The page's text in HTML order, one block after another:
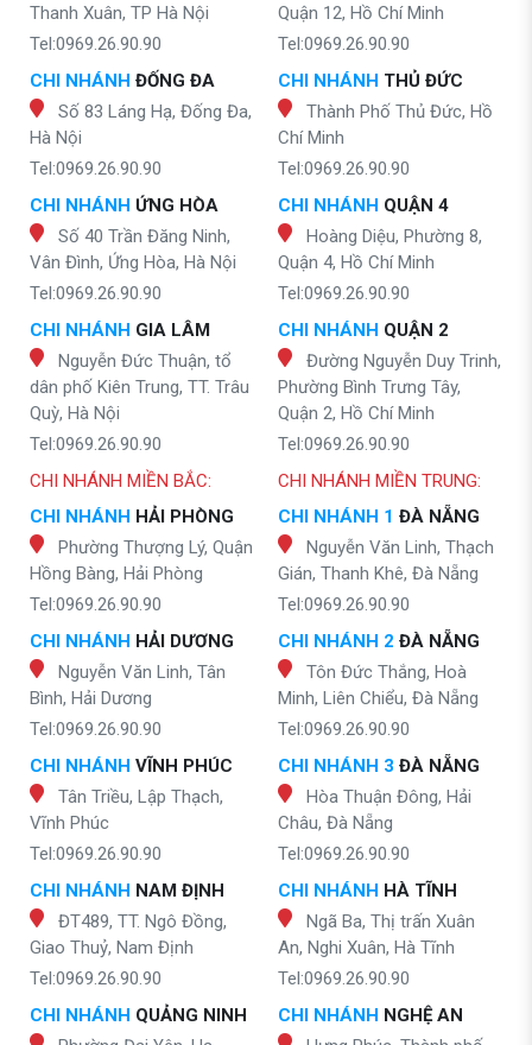
Thanh Xuân, TP Hà Nội
Tel:0969.26.90.90
CHI NHÁNH ĐỐNG ĐA
Số 83 Láng Hạ, Đống Đa,
Hà Nội
Tel:0969.26.90.90
CHI NHÁNH ỨNG HÒA
Số 40 Trần Đăng Ninh,
Vân Đình, Ứng Hòa, Hà Nội
Tel:0969.26.90.90
CHI NHÁNH GIA LÂM
Nguyễn Đức Thuận, tổ
dân phố Kiên Trung, TT. Trâu
Quỳ, Hà Nội
Tel:0969.26.90.90
Quận 12, Hồ Chí Minh
Tel:0969.26.90.90
CHI NHÁNH THỦ ĐỨC
Thành Phố Thủ Đức, Hồ
Chí Minh
Tel:0969.26.90.90
CHI NHÁNH QUẬN 4
Hoàng Diệu, Phường 8,
Quận 4, Hồ Chí Minh
Tel:0969.26.90.90
CHI NHÁNH QUẬN 2
Đường Nguyễn Duy Trinh,
Phường Bình Trưng Tây,
Quận 2, Hồ Chí Minh
Tel:0969.26.90.90
CHI NHÁNH MIỀN BẮC:
CHI NHÁNH HẢI PHÒNG
Phường Thượng Lý, Quận
Hồng Bàng, Hải Phòng
Tel:0969.26.90.90
CHI NHÁNH HẢI DƯƠNG
Nguyễn Văn Linh, Tân
Bình, Hải Dương
Tel:0969.26.90.90
CHI NHÁNH VĨNH PHÚC
Tân Triều, Lập Thạch,
Vĩnh Phúc
Tel:0969.26.90.90
CHI NHÁNH NAM ĐỊNH
ĐT489, TT. Ngô Đồng,
Giao Thuỷ, Nam Định
Tel:0969.26.90.90
CHI NHÁNH QUẢNG NINH
CHI NHÁNH MIỀN TRUNG:
CHI NHÁNH 1 ĐÀ NẴNG
Nguyễn Văn Linh, Thạch
Gián, Thanh Khê, Đà Nẵng
Tel:0969.26.90.90
CHI NHÁNH 2 ĐÀ NẴNG
Tôn Đức Thắng, Hoà
Minh, Liên Chiểu, Đà Nẵng
Tel:0969.26.90.90
CHI NHÁNH 3 ĐÀ NẴNG
Hòa Thuận Đông, Hải
Châu, Đà Nẵng
Tel:0969.26.90.90
CHI NHÁNH HÀ TĨNH
Ngã Ba, Thị trấn Xuân
An, Nghi Xuân, Hà Tĩnh
Tel:0969.26.90.90
CHI NHÁNH NGHỆ AN